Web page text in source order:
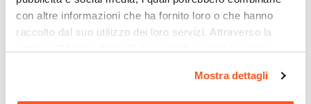
con altre informazioni che ha fornito loro o che hanno
raccolto dal suo utilizzo dei loro servizi. Attraverso la
momento. Per maggiori informazioni si invita a leggere la
Mostra dettagli
h prima dell’utilizzo per garantire alla schiuma di
Dimensioni
90 x 90 cm
Ti suggeriamo anche